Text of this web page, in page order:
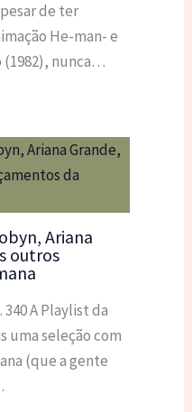
de ter
He-man- e
(1982), nunca…
Ariana
outros
340 A Playlist da
uma seleção com
(que a gente